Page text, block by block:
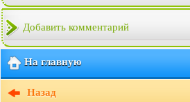
Добавить комментарий
На главную
Назад